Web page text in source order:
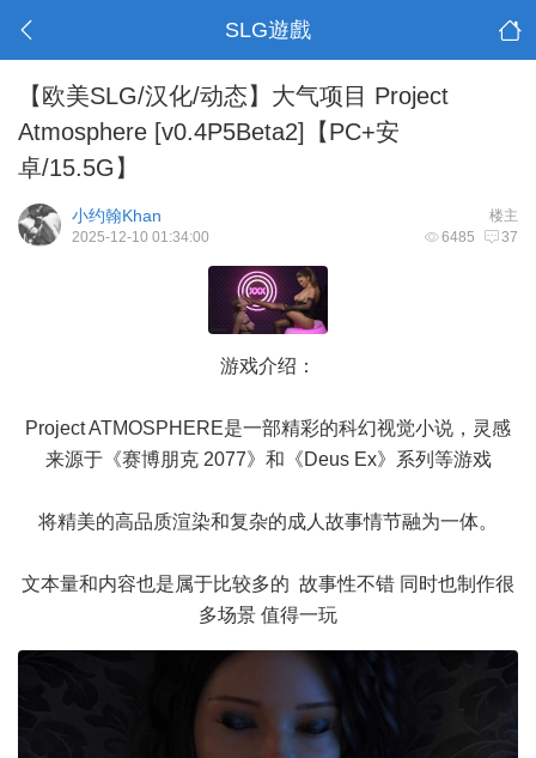
SLG遊戲
【欧美SLG/汉化/动态】大气项目 Project
Atmosphere [v0.4P5Beta2]【PC+安
卓/15.5G】
楼主
小约翰Khan
6485 37
2025-12-10 01:34:00
游戏介绍：
Project ATMOSPHERE是一部精彩的科幻视觉小说，灵感
来源于《赛博朋克 2077》和《Deus Ex》系列等游戏
将精美的高品质渲染和复杂的成人故事情节融为一体。
文本量和内容也是属于比较多的 故事性不错 同时也制作很
多场景 值得一玩